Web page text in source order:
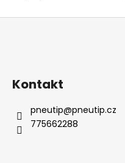
Z
Kontakt
pneutip@pneutip.cz
775662288